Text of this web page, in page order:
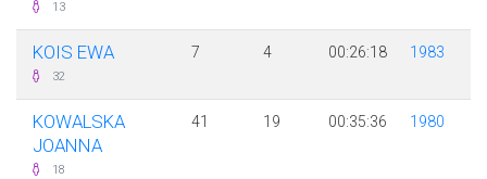
13
KOIS EWA
32
7 4 00:26:18 1983
KOWALSKA
JOANNA
18
41 19 00:35:36 1980